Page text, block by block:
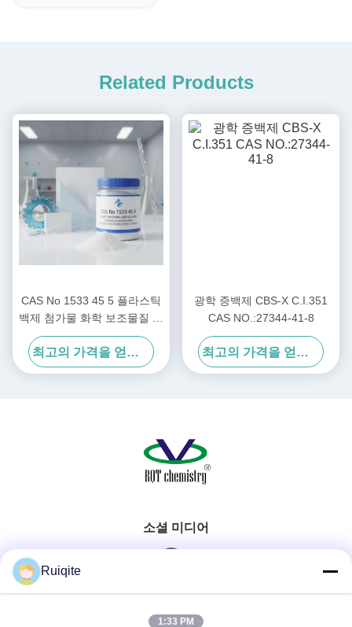
Related Products
CAS No 1533 45 5 플라스틱
백제 첨가물 화학 보조물질 산
업에서 플라스틱의 밝기와 표
면을 향상시키기 위해 사용되
는 물질
최고의 가격을 얻으십시오
광학 증백제 CBS-X C.I.351
CAS NO.:27344-41-8
최고의 가격을 얻으십시오
소셜 미디어
빠른 연락
Ruiqite
1:33 PM